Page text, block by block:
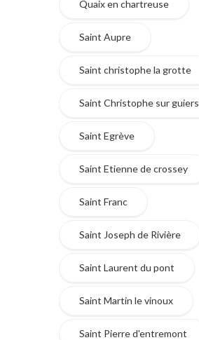
Quaix en chartreuse
Saint Aupre
Saint christophe la grotte
Saint Christophe sur guiers
Saint Egrève
Saint Etienne de crossey
Saint Franc
Saint Joseph de Rivière
Saint Laurent du pont
Saint Martin le vinoux
Saint Pierre d'entremont